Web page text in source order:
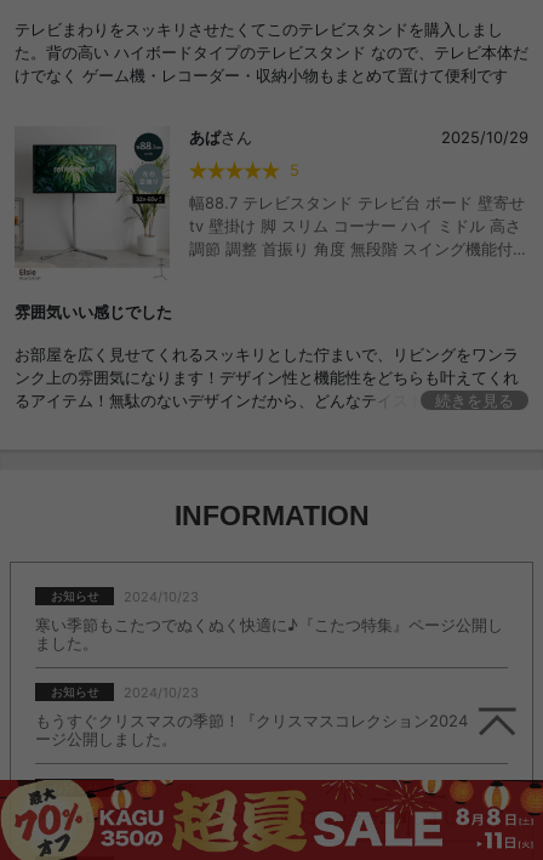
テレビまわりをスッキリさせたくてこのテレビスタンドを購入しまし
た。背の高い ハイボードタイプのテレビスタンド なので、テレビ本体だ
けでなく ゲーム機・レコーダー・収納小物もまとめて置けて便利です
あぱさん
2025/10/29
5
幅88.7 テレビスタンド テレビ台 ボード 壁寄せ
tv 壁掛け 脚 スリム コーナー ハイ ミドル 高さ
調節 調整 首振り 角度 無段階 スイング機能付
雰囲気いい感じでした
お部屋を広く見せてくれるスッキリとした佇まいで、リビングをワンラ
ンク上の雰囲気になります！デザイン性と機能性をどちらも叶えてくれ
るアイテム！無駄のないデザインだから、どんなテイストのインテリア
続きを見る
INFORMATION
お知らせ 2024/10/23
寒い季節もこたつでぬくぬく快適に♪『こたつ特集』ページ公開し
ました。
お知らせ 2024/10/23
もうすぐクリスマスの季節！『クリスマスコレクション2024』ペ
ージ公開しました。
お知らせ 2022/11/08
人気のＬ字デスク『Fine(ファイン)』に新カラー追加しました。